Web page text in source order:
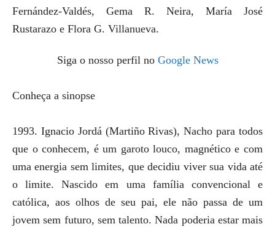
Fernández-Valdés, Gema R. Neira, María José
Rustarazo e Flora G. Villanueva.
Siga o nosso perfil no Google News
Conheça a sinopse
1993. Ignacio Jordá (Martiño Rivas), Nacho para todos
que o conhecem, é um garoto louco, magnético e com
uma energia sem limites, que decidiu viver sua vida até
o limite. Nascido em uma família convencional e
católica, aos olhos de seu pai, ele não passa de um
jovem sem futuro, sem talento. Nada poderia estar mais